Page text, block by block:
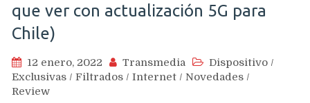
que ver con actualización 5G para
Chile)
12 enero, 2022 Transmedia Dispositivo /
Exclusivas / Filtrados / Internet / Novedades /
Review